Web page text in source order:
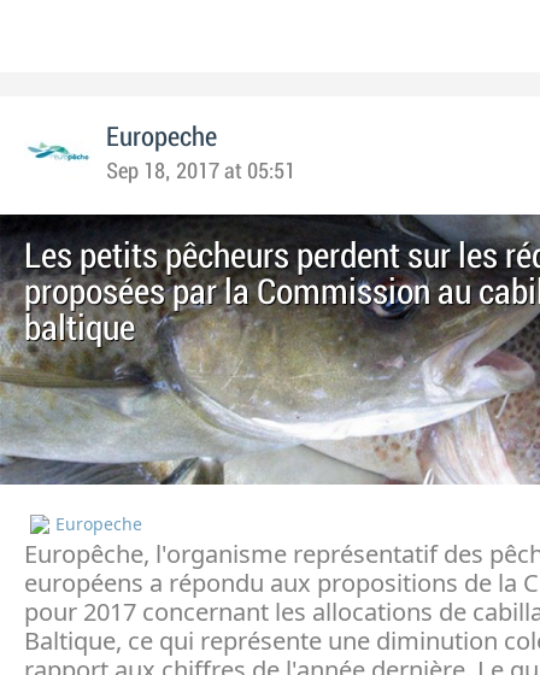
Europeche
Sep 18, 2017 at 05:51
Les petits pêcheurs perdent sur les
proposées par la Commission au
baltique
Europeche
Europêche, l'organisme représentatif des
européens a répondu aux propositions de la
pour 2017 concernant les allocations de
Baltique, ce qui représente une diminution